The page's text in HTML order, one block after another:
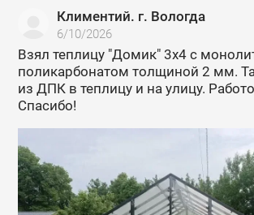
Климентий. г. Вологда
6/10/2026
Взял теплицу "Домик" 3х4 с
поликарбонатом толщиной 2 мм.
из ДПК в теплицу и на улицу.
Спасибо!